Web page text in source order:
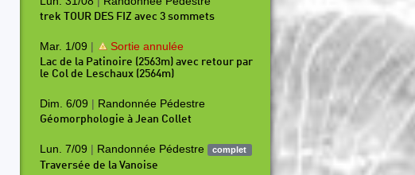
trek TOUR DES FIZ avec 3 sommets
Mar. 1/09 | Sortie annulée
Lac de la Patinoire (2563m) avec retour par
le Col de Leschaux (2564m)
Dim. 6/09 | Randonnée Pédestre
Géomorphologie à Jean Collet
Lun. 7/09 | Randonnée Pédestre complet
Traversée de la Vanoise